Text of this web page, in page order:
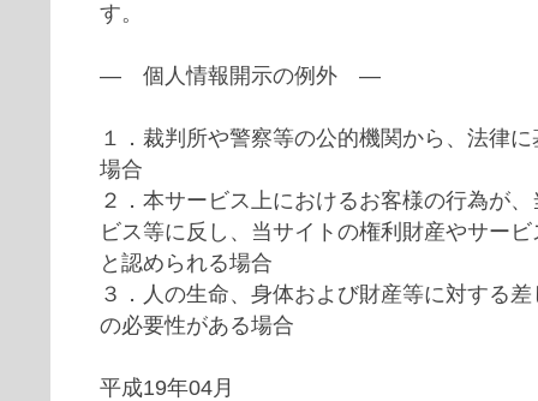
す。
― 個人情報開示の例外 ―
１．裁判所や警察等の公的機関から、法律
場合
２．本サービス上におけるお客様の行為が
ビス等に反し、当サイトの権利財産やサー
と認められる場合
３．人の生命、身体および財産等に対する
の必要性がある場合
平成19年04月